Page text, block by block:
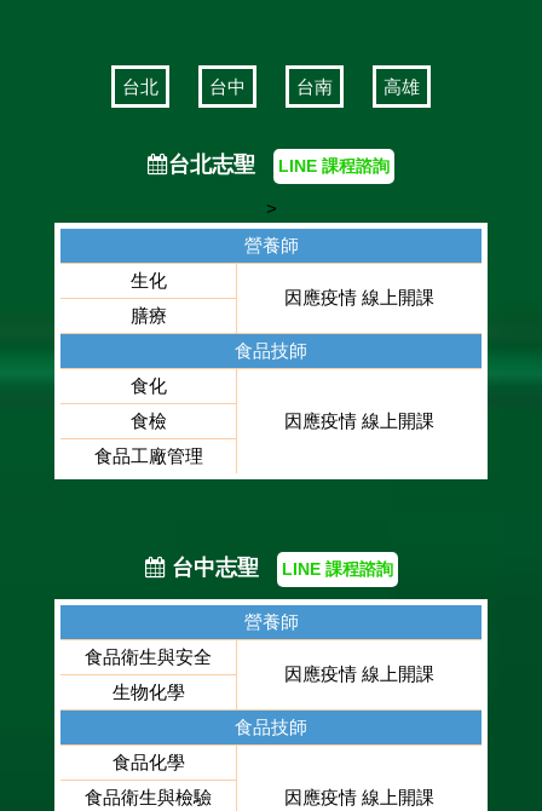
台北 台中 台南 高雄
台北志聖 LINE 課程諮詢
>
營養師
生化
因應疫情 線上開課
膳療
食品技師
食化
因應疫情 線上開課
食檢
食品工廠管理
台中志聖 LINE 課程諮詢
營養師
食品衛生與安全
因應疫情 線上開課
生物化學
食品技師
食品化學
因應疫情 線上開課
食品衛生與檢驗